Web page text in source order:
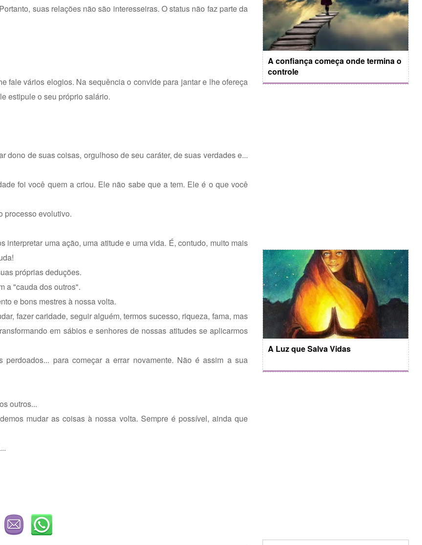
suas relações não são interesseiras. O status não faz parte da
fale vários elogios. Na sequência o convide para jantar e lhe ofereça
estipule o seu próprio salário.
de suas coisas, orgulhoso de seu caráter, de suas verdades e...
foi você quem a criou. Ele não sabe que a tem. Ele é o que você
processo evolutivo.
uma ação, uma atitude e uma vida. É, contudo, muito mais
próprias deduções.
a "cauda dos outros".
e bons mestres à nossa volta.
fazer caridade, seguir alguém, termos sucesso, riqueza, fama, mas
em sábios e senhores de nossas atitudes se aplicarmos
para começar a errar novamente. Não é assim a sua
outros...
mudar as coisas à nossa volta. Sempre é possível, ainda que
A confiança começa onde termina o
controle
A Luz que Salva Vidas